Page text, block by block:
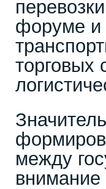
форуме и
торговых
между